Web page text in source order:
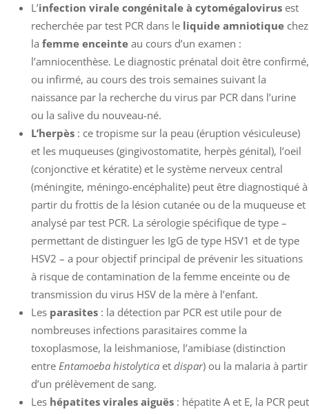
L’infection virale congénitale à cytomégalovirus est
recherchée par test PCR dans le liquide amniotique chez
la femme enceinte au cours d’un examen :
l’amniocenthèse. Le diagnostic prénatal doit être confirmé,
ou infirmé, au cours des trois semaines suivant la
naissance par la recherche du virus par PCR dans l’urine
ou la salive du nouveau-né.
L’herpès : ce tropisme sur la peau (éruption vésiculeuse)
et les muqueuses (gingivostomatite, herpès génital), l’oeil
(conjonctive et kératite) et le système nerveux central
(méningite, méningo-encéphalite) peut être diagnostiqué à
partir du frottis de la lésion cutanée ou de la muqueuse et
analysé par test PCR. La sérologie spécifique de type –
permettant de distinguer les IgG de type HSV1 et de type
HSV2 – a pour objectif principal de prévenir les situations
à risque de contamination de la femme enceinte ou de
transmission du virus HSV de la mère à l’enfant.
Les parasites : la détection par PCR est utile pour de
nombreuses infections parasitaires comme la
toxoplasmose, la leishmaniose, l’amibiase (distinction
entre Entamoeba histolytica et dispar) ou la malaria à partir
d’un prélèvement de sang.
Les hépatites virales aiguës : hépatite A et E, la PCR peut